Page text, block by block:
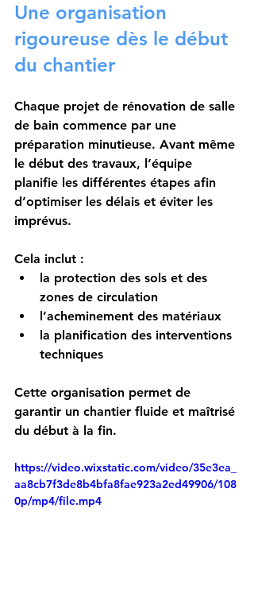
Une organisation
rigoureuse dès le début
du chantier
Chaque projet de rénovation de salle
de bain commence par une
préparation minutieuse. Avant même
le début des travaux, l’équipe
planifie les différentes étapes afin
d’optimiser les délais et éviter les
imprévus.
Cela inclut :
la protection des sols et des
zones de circulation
l’acheminement des matériaux
la planification des interventions
techniques
Cette organisation permet de
garantir un chantier fluide et maîtrisé
du début à la fin.
https://video.wixstatic.com/video/35e3ea_
aa8cb7f3de8b4bfa8fae923a2ed49906/108
0p/mp4/file.mp4